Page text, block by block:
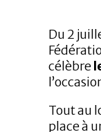
Du 2
célèbre
Tout au
place à